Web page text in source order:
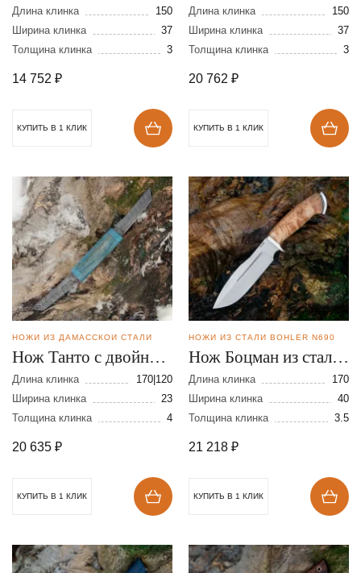
дамасской стали
Длина клинка
150
Ширина клинка
37
Толщина клинка
3
14 752 ₽
КУПИТЬ В 1 КЛИК
дамасской стали
Длина клинка
150
Ширина клинка
37
Толщина клинка
3
20 762 ₽
КУПИТЬ В 1 КЛИК
НОЖИ ИЗ ДАМАССКОЙ СТАЛИ
Нож Танто с двойным
клинком из дамасской
стали
Длина клинка
170|120
Ширина клинка
23
Толщина клинка
4
20 635 ₽
КУПИТЬ В 1 КЛИК
НОЖИ ИЗ СТАЛИ BOHLER N690
Нож Боцман из стали
N690
Длина клинка
170
Ширина клинка
40
Толщина клинка
3.5
21 218 ₽
КУПИТЬ В 1 КЛИК